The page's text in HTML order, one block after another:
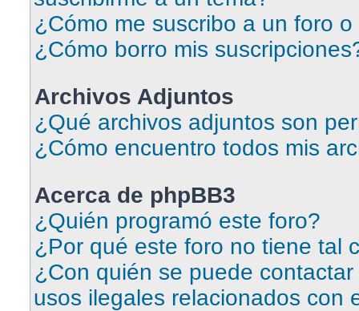
¿Cómo me suscribo a un foro
¿Cómo borro mis
Archivos Adjuntos
¿Qué archivos adjuntos son
¿Cómo encuentro todos mis
Acerca de phpBB3
¿Quién programó este foro?
¿Por qué este foro no tiene tal
¿Con quién se puede
usos ilegales relacionados con